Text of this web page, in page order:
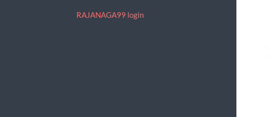
RAJANAGA99 login